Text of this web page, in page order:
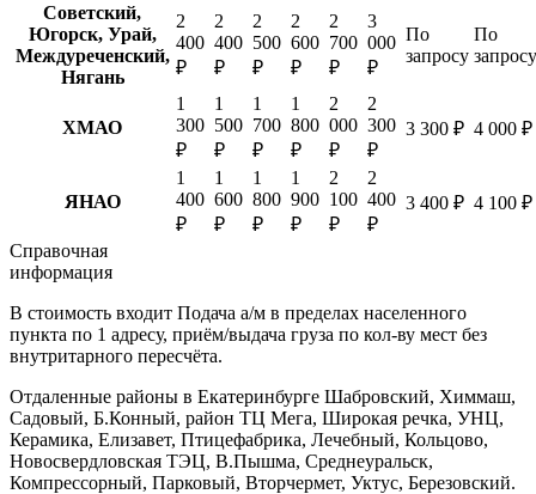
Советский,
Югорск, Урай,
Междуреченский,
Нягань
2
400
₽
2
400
₽
2
500
₽
2
600
₽
2
700
₽
3
000
₽
По
запросу
По
запросу
ХМАО
1
300
₽
1
500
₽
1
700
₽
1
800
₽
2
000
₽
2
300
₽
3 300 ₽ 4 000 ₽
ЯНАО
1
400
₽
1
600
₽
1
800
₽
1
900
₽
2
100
₽
2
400
₽
3 400 ₽ 4 100 ₽
Справочная
информация
В стоимость входит Подача а/м в пределах населенного
пункта по 1 адресу, приём/выдача груза по кол-ву мест без
внутритарного пересчёта.
Отдаленные районы в Екатеринбурге Шабровский, Химмаш,
Садовый, Б.Конный, район ТЦ Мега, Широкая речка, УНЦ,
Керамика, Елизавет, Птицефабрика, Лечебный, Кольцово,
Новосвердловская ТЭЦ, В.Пышма, Среднеуральск,
Компрессорный, Парковый, Вторчермет, Уктус, Березовский.